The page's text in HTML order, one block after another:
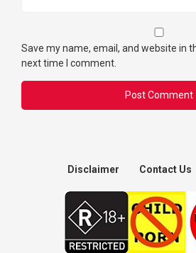
Save my name, email, and website in
next time I comment.
Disclaimer Contact Us